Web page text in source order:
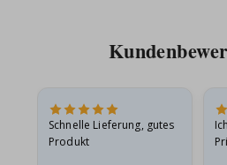
Schnelle Lieferung, gutes
Produkt